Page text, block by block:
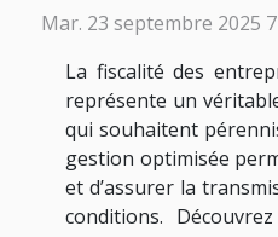
Mar. 23 septembre 2025
La fiscalité des
représente un
qui souhaitent
gestion optimisée
et d’assurer la
conditions.